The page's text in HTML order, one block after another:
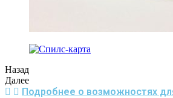
Назад
Далее
Подробнее о возможностях